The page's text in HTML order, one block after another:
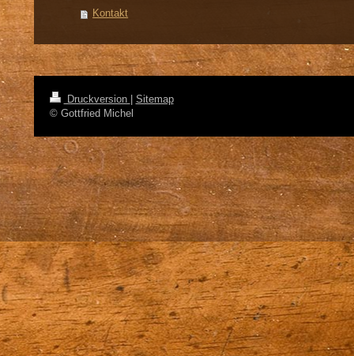
Kontakt
Druckversion
Sitemap
© Gottfried Michel